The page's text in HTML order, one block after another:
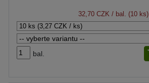
32,70 CZK / bal. (10 ks)
bal.